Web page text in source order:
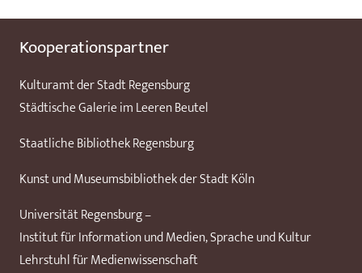
Kooperationspartner
Kulturamt der Stadt Regensburg
Städtische Galerie im Leeren Beutel
Staatliche Bibliothek Regensburg
Kunst und Museumsbibliothek der Stadt Köln
Universität Regensburg –
Institut für Information und Medien, Sprache und Kultur
Lehrstuhl für Medienwissenschaft